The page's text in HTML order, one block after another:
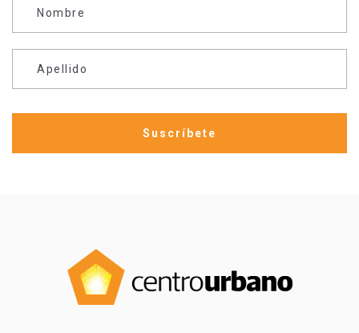
Nombre
Apellido